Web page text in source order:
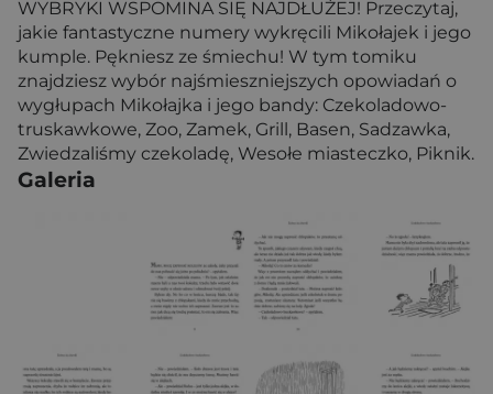
WYBRYKI WSPOMINA SIĘ NAJDŁUŻEJ! Przeczytaj,
jakie fantastyczne numery wykręcili Mikołajek i jego
kumple. Pękniesz ze śmiechu! W tym tomiku
znajdziesz wybór najśmieszniejszych opowiadań o
wygłupach Mikołajka i jego bandy: Czekoladowo-
truskawkowe, Zoo, Zamek, Grill, Basen, Sadzawka,
Zwiedzaliśmy czekoladę, Wesołe miasteczko, Piknik.
Galeria